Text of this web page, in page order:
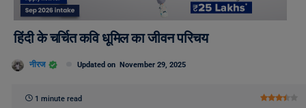
हिंदी के चर्चित कवि धूमिल का जीवन परिचय
नीरज Updated on November 29, 2025
1 minute read